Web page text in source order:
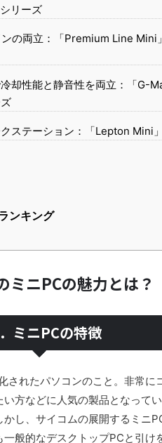
リーズ
の両立：「Premium Line Mini
却性能と静音性を両立：「G-
ステーション：「Lepton Mini
ンキング
ミニPCの魅力とは？
ミニPCの特徴
されたパソコンのこと。非常に
方などに人気の製品となって
し、サイコムの展開するミニ
般的なデスクトップPCと引け